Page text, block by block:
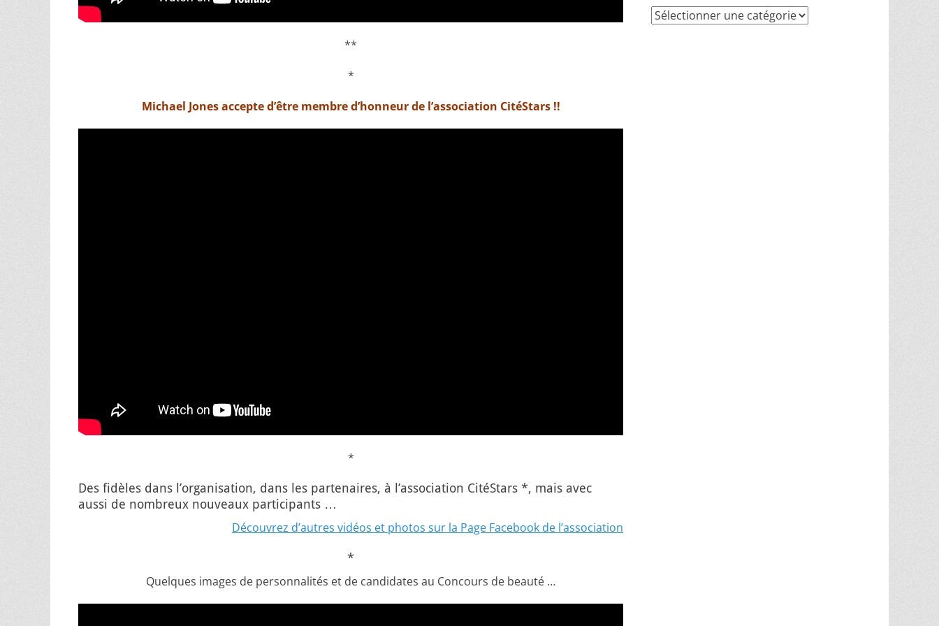
**
*
Michael Jones accepte d’être membre d’honneur de l’association CitéStars !!
*
Des fidèles dans l’organisation, dans les partenaires, à l’association CitéStars *, mais avec
aussi de nombreux nouveaux participants …
Découvrez d’autres vidéos et photos sur la Page Facebook de l’association
*
Quelques images de personnalités et de candidates au Concours de beauté …
Recherche